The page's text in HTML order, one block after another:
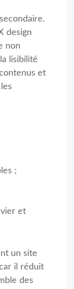
design
non
lisibilité
et
;
et
un site
il réduit
des